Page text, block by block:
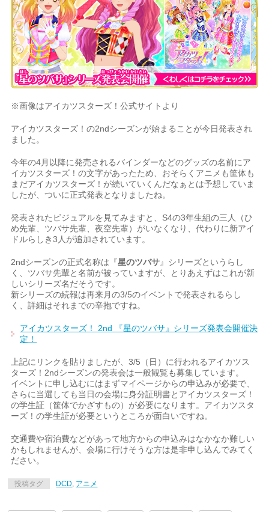
※画像はアイカツスターズ！公式サイトより
アイカツスターズ！の2ndシーズンが始まることが今日発表され
ました。
今年の4月以降に発売されるバインダーなどのグッズの名前にア
イカツスターズ！の文字があったため、おそらくアニメも筐体も
まだアイカツスターズ！が続いていくんだなぁとは予想していま
したが、ついに正式発表となりましたね。
発表されたビジュアルを見てみますと、S4の3年生組の三人（ひ
め先輩、ツバサ先輩、夜空先輩）がいなくなり、代わりに新アイ
ドルらしき3人が追加されています。
2ndシーズンの正式名称は『星のツバサ』シリーズというらし
く、ツバサ先輩と名前が被っていますが、とりあえずはこれが新
しいシリーズ名だそうです。
新シリーズの続報は再来月の3/5のイベントで発表されるらし
く、詳細はそれまでの辛抱ですね。
アイカツスターズ！ 2nd 『星のツバサ』シリーズ発表会開催決
定！
上記にリンクを貼りましたが、3/5（日）に行われるアイカツス
ターズ！2ndシーズンの発表会は一般観覧も募集しています。
イベントに申し込むにはまずマイページからの申込みが必要で、
さらに当選しても当日の会場に身分証明書とアイカツスターズ！
の学生証（筐体でかざすもの）が必要になります。アイカツスタ
ーズ！の学生証が必要というところが面白いですね。
交通費や宿泊費などがあって地方からの申込みはなかなか難しい
かもしれませんが、会場に行けそうな方は是非申し込んでみてく
ださい。
投稿タグ DCD, アニメ